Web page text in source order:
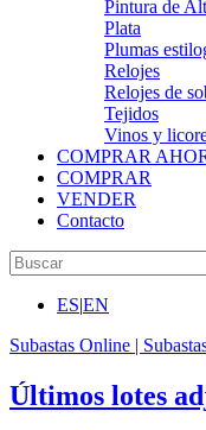
Pintura de
Plata
Plumas
Relojes
Relojes de
Tejidos
Vinos y
COMPRAR
COMPRAR
VENDER
Contacto
ES|EN
Subastas Online |
Últimos lotes